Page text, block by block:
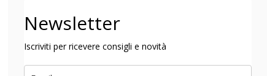
Newsletter
Iscriviti per ricevere consigli e novità